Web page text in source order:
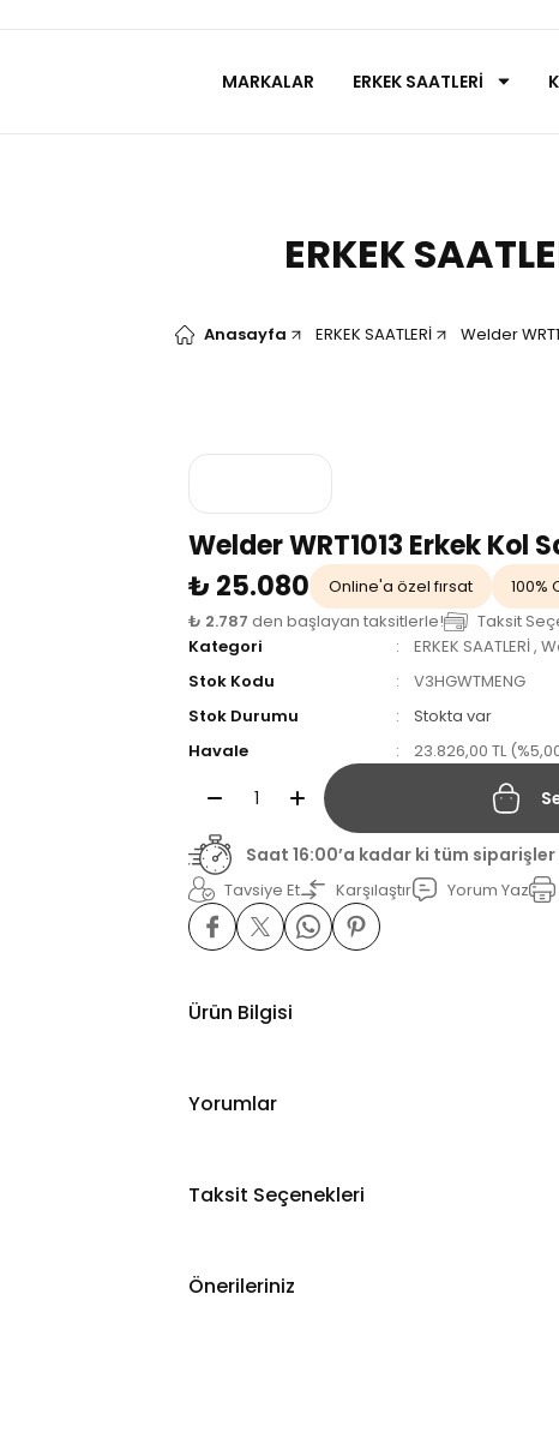
MARKALAR ERKEK SAATLERİ
ERKEK
Anasayfa ERKEK SAATLERİ Welder
Welder WRT1013 Erkek Kol
₺ 25.080
Online'a özel fırsat 100%
₺ 2.787 den başlayan taksitlerle!
Taksit
Kategori
ERKEK SAATLERİ,
Stok Kodu
V3HGWTMENG
Stok Durumu
Stokta var
Havale
23.826,00 TL
Saat 16:00’a kadar ki tüm
Tavsiye Et Karşılaştır Yorum Yaz
Ürün Bilgisi
Yorumlar
Taksit Seçenekleri
Önerileriniz